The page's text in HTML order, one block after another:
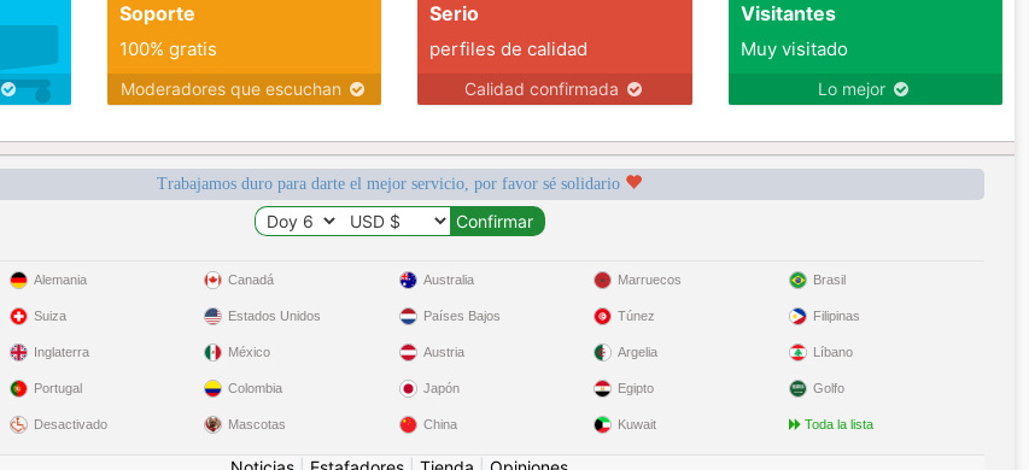
Soporte
100% gratis
Moderadores que escuchan
Serio
perfiles de calidad
Calidad confirmada
Visitantes
Muy visitado
Lo mejor
Trabajamos duro para darte el mejor servicio, por favor sé solidario
Alemania
Suiza
Inglaterra
Portugal
Desactivado
Canadá
Estados Unidos
México
Colombia
Mascotas
Australia
Países Bajos
Austria
Japón
China
Marruecos
Túnez
Argelia
Egipto
Kuwait
Brasil
Filipinas
Líbano
Golfo
Toda la lista